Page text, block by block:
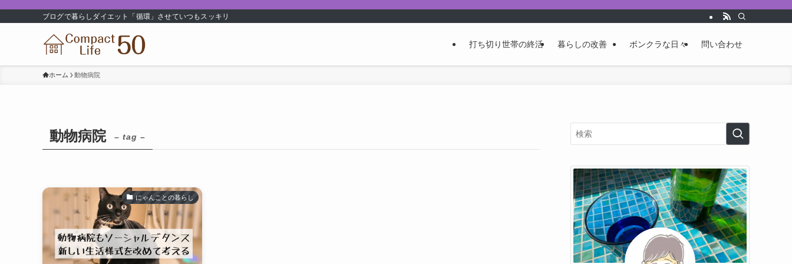
ブログで暮らしダイエット「循環」させていつもスッキリ
打ち切り世帯の終活 暮らしの改善 ボンクラな日々 問い合わせ
ホーム 動物病院
動物病院 – tag –
にゃんことの暮らし